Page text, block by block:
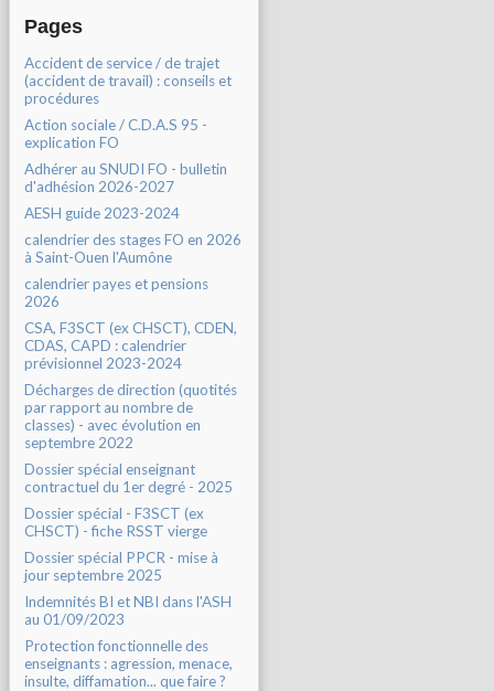
Pages
Accident de service / de trajet
(accident de travail) : conseils et
procédures
Action sociale / C.D.A.S 95 -
explication FO
Adhérer au SNUDI FO - bulletin
d'adhésion 2026-2027
AESH guide 2023-2024
calendrier des stages FO en 2026
à Saint-Ouen l'Aumône
calendrier payes et pensions
2026
CSA, F3SCT (ex CHSCT), CDEN,
CDAS, CAPD : calendrier
prévisionnel 2023-2024
Décharges de direction (quotités
par rapport au nombre de
classes) - avec évolution en
septembre 2022
Dossier spécial enseignant
contractuel du 1er degré - 2025
Dossier spécial - F3SCT (ex
CHSCT) - fiche RSST vierge
Dossier spécial PPCR - mise à
jour septembre 2025
Indemnités BI et NBI dans l'ASH
au 01/09/2023
Protection fonctionnelle des
enseignants : agression, menace,
insulte, diffamation... que faire ?